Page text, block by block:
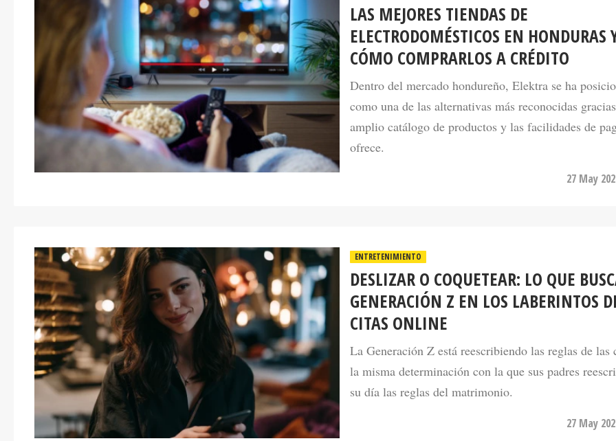
LAS MEJORES TIENDAS DE
ELECTRODOMÉSTICOS EN HONDURAS
CÓMO COMPRARLOS A CRÉDITO
Dentro del mercado hondureño, Elektra se ha
como una de las alternativas más reconocidas
amplio catálogo de productos y las facilidades de
ofrece.
27 May
ENTRETENIMIENTO
DESLIZAR O COQUETEAR: LO QUE
GENERACIÓN Z EN LOS LABERINTOS
CITAS ONLINE
La Generación Z está reescribiendo las reglas de las
la misma determinación con la que sus padres
su día las reglas del matrimonio.
27 May